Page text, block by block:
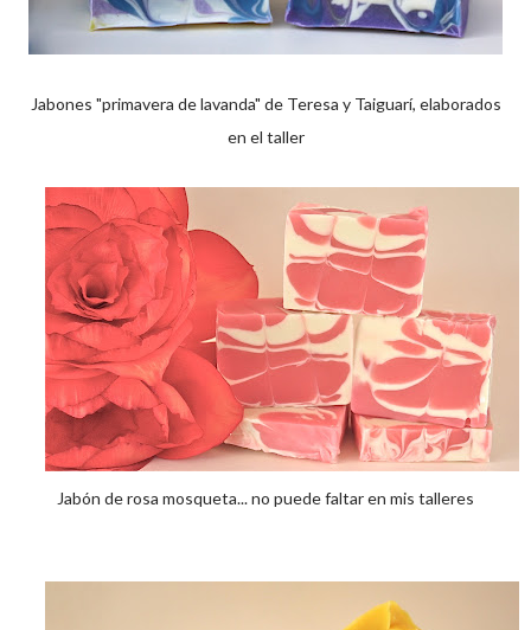
Jabones "primavera de lavanda" de Teresa y Taiguarí, elaborados
en el taller
Jabón de rosa mosqueta... no puede faltar en mis talleres